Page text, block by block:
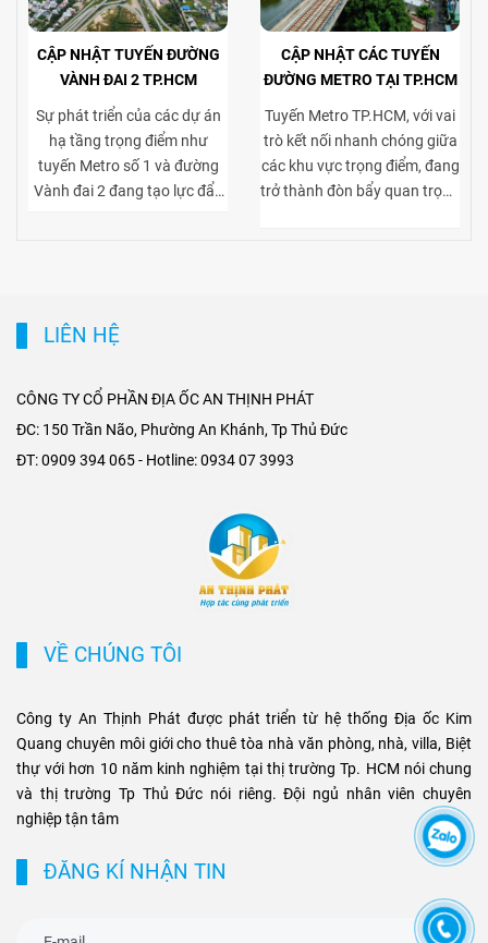
CẬP NHẬT TUYẾN ĐƯỜNG
VÀNH ĐAI 2 TP.HCM
Sự phát triển của các dự án
hạ tầng trọng điểm như
tuyến Metro số 1 và đường
Vành đai 2 đang tạo lực đẩy
giao thông liên vùng, rút
ngoại thành vào trung tâm,
triển cho các khu đô thị mới,
khu biệt thự cao cấp và cụm
tiện ích di chuyển và hạ tầng
đồng bộ đang tạo ra biên độ
tăng giá và tiềm năng khai
các loại hình bất động sản
này.
CẬP NHẬT CÁC TUYẾN
ĐƯỜNG METRO TẠI TP.HCM
Tuyến Metro TP.HCM, với vai
trò kết nối nhanh chóng giữa
các khu vực trọng điểm, đang
trở thành đòn bẩy quan trọng
khai thác tòa nhà văn phòng
Metro. Sự kết hợp giữa hạ
tầng hiện đại và nhu cầu di
chỉ tạo ưu thế cạnh tranh cho
chủ đầu tư, mà còn mở ra cơ
phân khúc bất động sản
LIÊN HỆ
CÔNG TY CỔ PHẦN ĐỊA ỐC AN THỊNH PHÁT
ĐC: 150 Trần Não, Phường An Khánh, Tp Thủ Đức
ĐT: 0909 394 065 - Hotline: 0934 07 3993
VỀ CHÚNG TÔI
Công ty An Thịnh Phát được phát triển từ hệ thống Địa ốc Kim
Quang chuyên môi giới cho thuê tòa nhà văn phòng, nhà, villa, Biệt
thự với hơn 10 năm kinh nghiệm tại thị trường Tp. HCM nói chung
và thị trường Tp Thủ Đức nói riêng. Đội ngủ nhân viên chuyên
nghiệp tận tâm
ĐĂNG KÍ NHẬN TIN